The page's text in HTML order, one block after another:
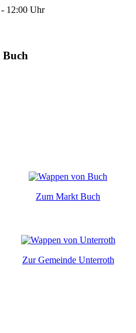
12:00 Uhr
Buch
Zum Markt Buch
Zur Gemeinde Unterroth